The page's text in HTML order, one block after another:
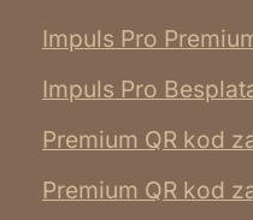
Impuls Pro
Impuls Pro
Premium QR kod
Premium QR kod